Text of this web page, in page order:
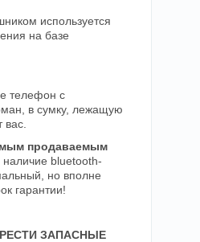
используется
на базе
телефон с
в сумку, лежащую
продаваемым
bluetooth-
но вполне
гарантии!
ЗАПАСНЫЕ